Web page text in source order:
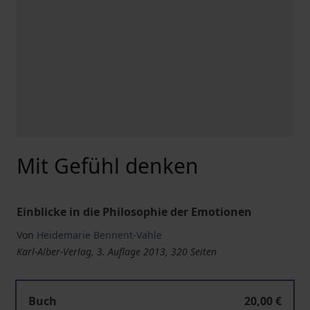
Mit Gefühl denken
Einblicke in die Philosophie der Emotionen
Von Heidemarie Bennent-Vahle
Karl-Alber-Verlag, 3. Auflage 2013, 320 Seiten
Buch 20,00 €